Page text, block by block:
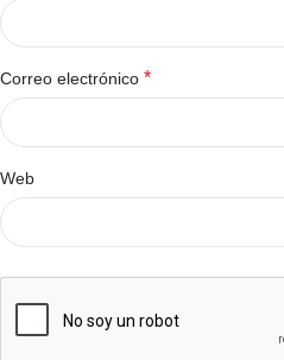
Correo electrónico *
Web